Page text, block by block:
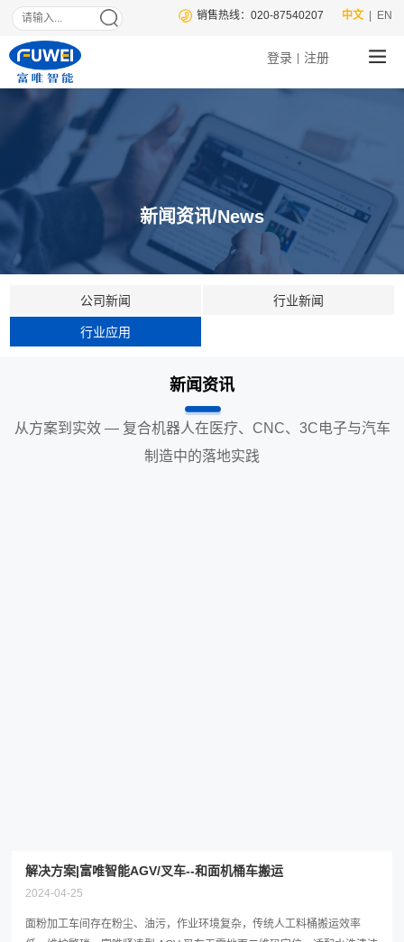
| EN
中文
销售热线：020-87540207
登录 注册
新闻资讯/News
公司新闻 行业新闻
行业应用
新闻资讯
从方案到实效 — 复合机器人在医疗、CNC、3C电子与汽车
制造中的落地实践
解决方案|富唯智能AGV/叉车--和面机桶车搬运
2024-04-25
面粉加工车间存在粉尘、油污，作业环境复杂，传统人工料桶搬运效率